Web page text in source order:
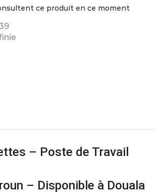
ce produit en ce moment
– Poste de Travail
– Disponible à Douala